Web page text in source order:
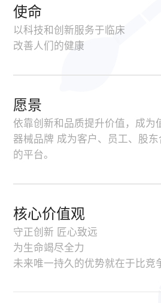
使命
以科技和创新服务于临床
改善人们的健康
愿景
依靠创新和品质提升价值，成为
器械品牌 成为客户、员工、股
的平台。
核心价值观
守正创新 匠心致远
为生命竭尽全力
未来唯一持久的优势就在于比竞